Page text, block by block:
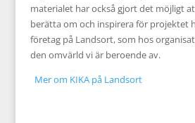
materialet har också gjort det möjligt
berätta om och inspirera för projektet
företag på Landsort, som hos
den omvärld vi är beroende av.
Mer om KIKA på Landsort